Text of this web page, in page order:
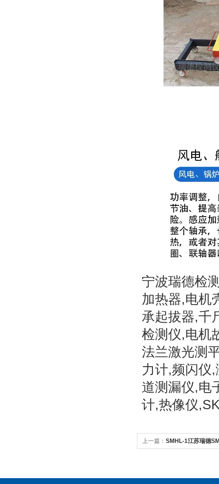
宁波瑞德检
加热器,电机
承起拔器,千
检测仪,电机
法兰激光测
力计,频闪仪
道测漏仪,电
计,热像仪
上一篇： SMHL-1江苏瑞德